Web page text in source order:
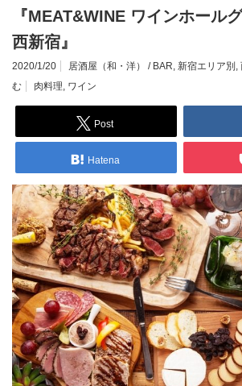
『MEAT&WINE ワインホール
西新宿』
2020/1/20 居酒屋（和・洋） / BAR, 新宿エリア別 ,
む
肉料理, ワイン
Post
Hatena